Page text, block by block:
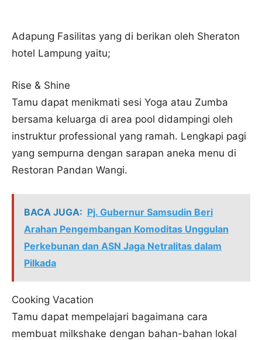
Adapung Fasilitas yang di berikan oleh Sheraton
hotel Lampung yaitu;
Rise & Shine
Tamu dapat menikmati sesi Yoga atau Zumba
bersama keluarga di area pool didampingi oleh
instruktur professional yang ramah. Lengkapi pagi
yang sempurna dengan sarapan aneka menu di
Restoran Pandan Wangi.
BACA JUGA: Pj. Gubernur Samsudin Beri
Arahan Pengembangan Komoditas Unggulan
Perkebunan dan ASN Jaga Netralitas dalam
Pilkada
Cooking Vacation
Tamu dapat mempelajari bagaimana cara
membuat milkshake dengan bahan-bahan lokal